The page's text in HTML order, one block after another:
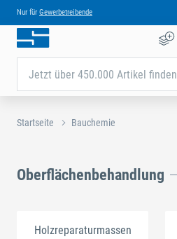
Nur für Gewerbetreibende
Jetzt über 450.000 Artikel finden
Startseite Bauchemie
Oberflächenbehandlung
Holzreparaturmassen